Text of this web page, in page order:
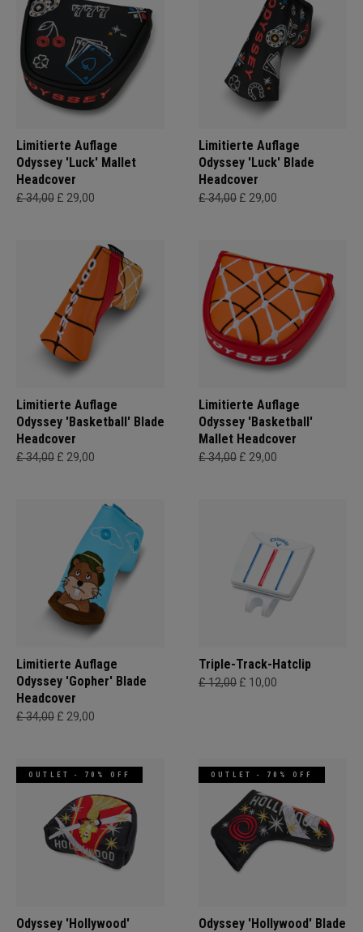
Limitierte Auflage
Odyssey 'Luck' Mallet
Headcover
£ 34,00 £ 29,00
Limitierte Auflage
Odyssey 'Luck' Blade
Headcover
£ 34,00 £ 29,00
Limitierte Auflage
Odyssey 'Basketball' Blade
Headcover
£ 34,00 £ 29,00
Limitierte Auflage
Odyssey 'Basketball'
Mallet Headcover
£ 34,00 £ 29,00
Limitierte Auflage
Odyssey 'Gopher' Blade
Headcover
£ 34,00 £ 29,00
Triple-Track-Hatclip
£ 12,00 £ 10,00
OUTLET - 70% OFF
Odyssey 'Hollywood'
OUTLET - 70% OFF
Odyssey 'Hollywood' Blade